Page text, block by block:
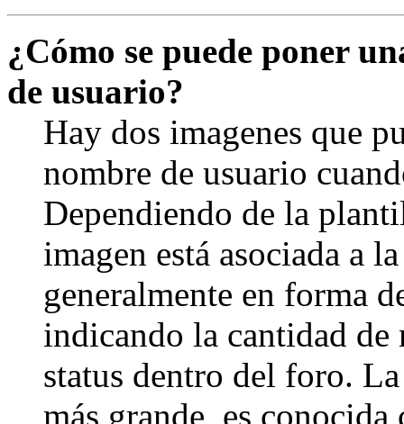
¿Cómo se puede poner
de usuario?
Hay dos imagenes que
nombre de usuario
Dependiendo de la
imagen está asociada a
generalmente en forma
indicando la cantidad de
status dentro del foro.
más grande, es